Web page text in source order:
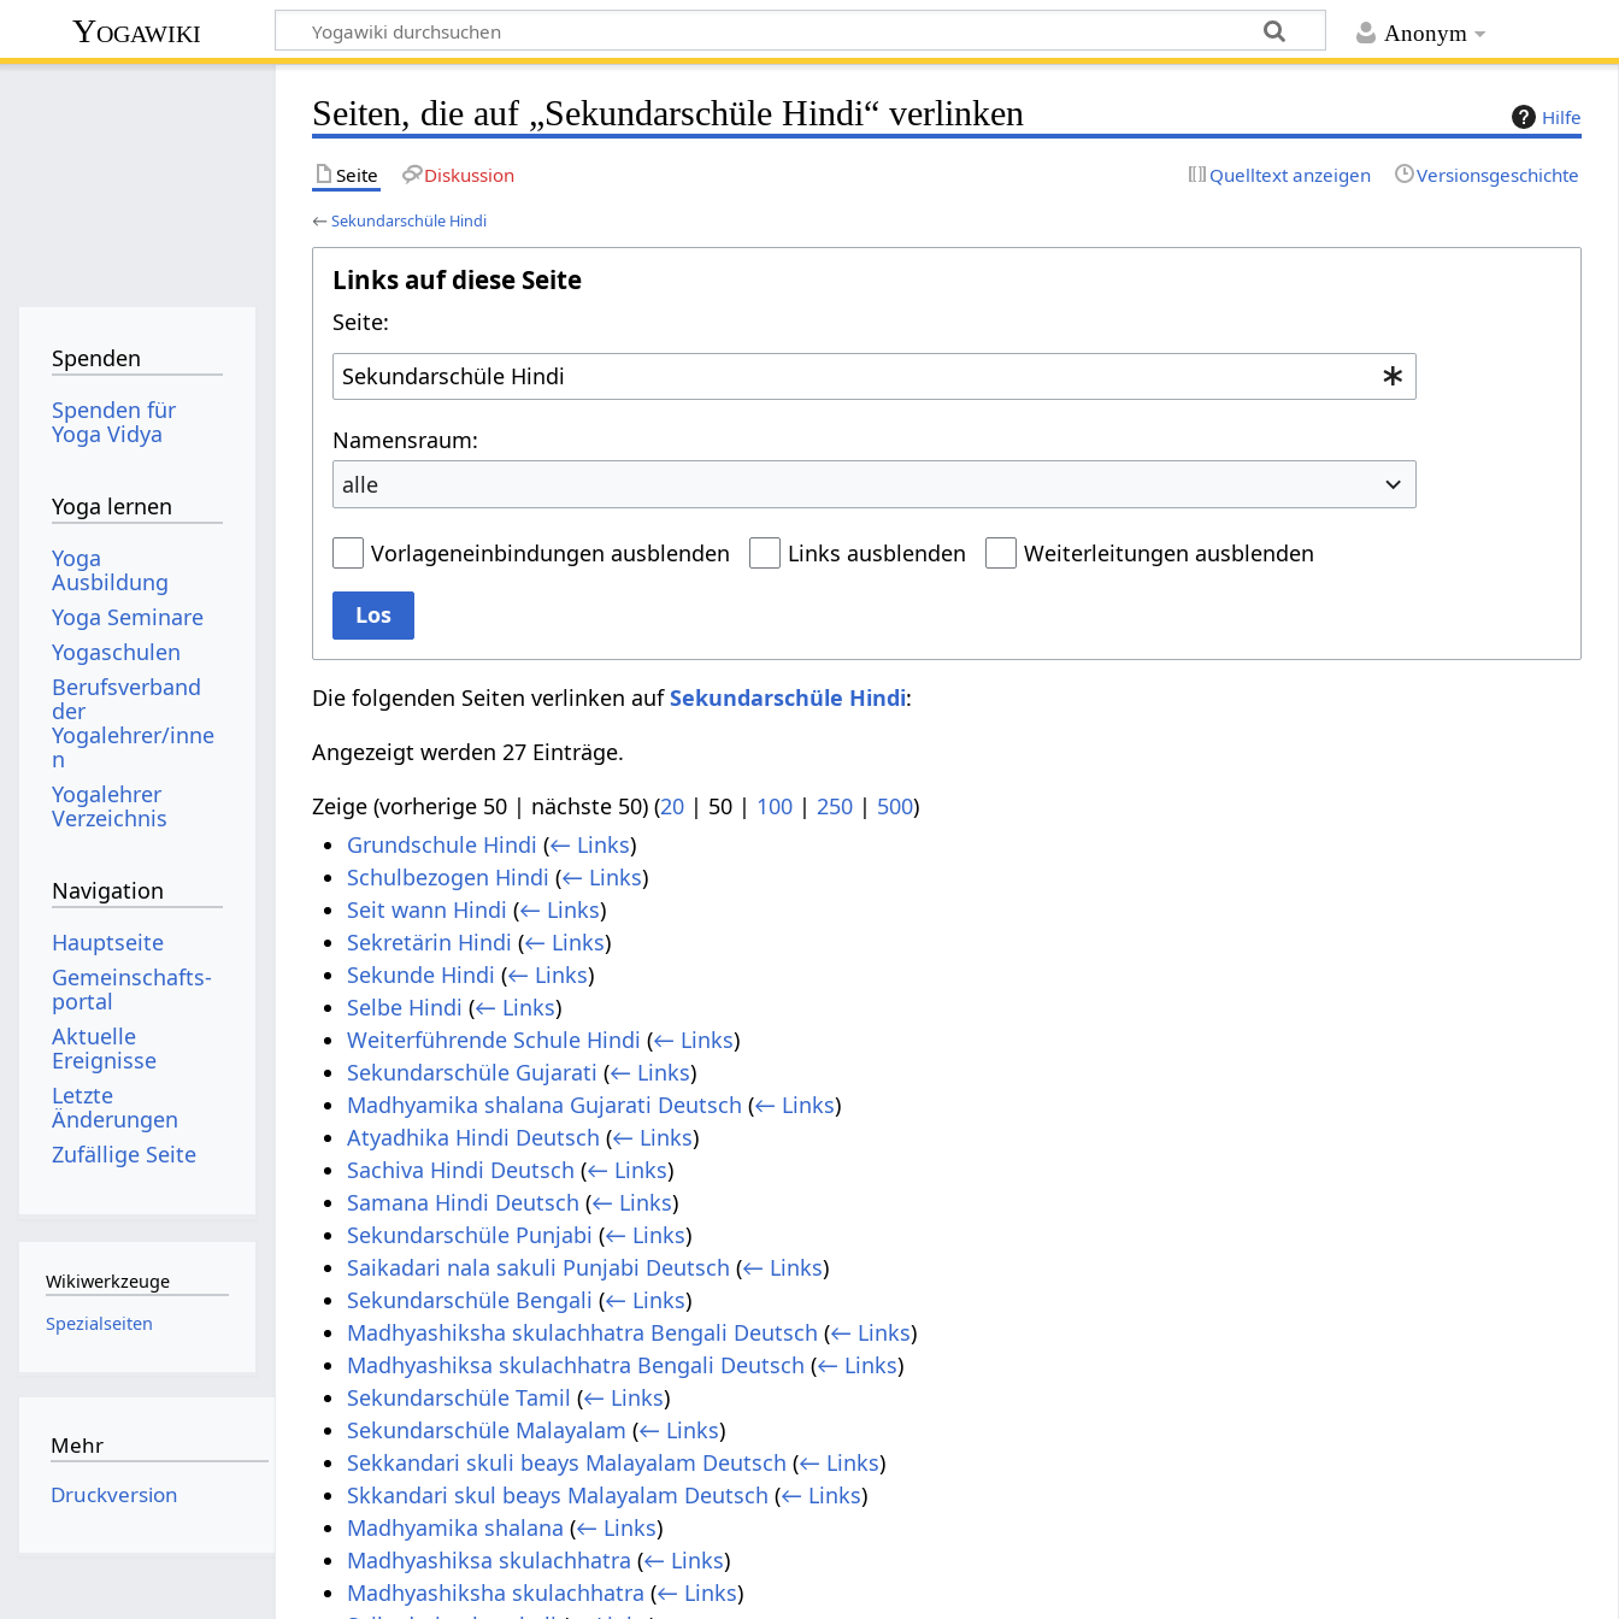
Anonym
Yogawiki
Hilfe
Seiten, die auf „Sekundarschüle Hindi“ verlinken
Seite Diskussion Quelltext anzeigen Versionsgeschichte
←Sekundarschüle Hindi
Links auf diese Seite
Seite:
Namensraum:
alle
Vorlageneinbindungen ausblenden Links ausblenden Weiterleitungen ausblenden
Los
Die folgenden Seiten verlinken aufSekundarschüle Hindi:
Angezeigt werden 27 Einträge.
Zeige (vorherige 50 | nächste 50) (20 | 50 | 100 |250 | 500)
Grundschule Hindi (← Links)
Schulbezogen Hindi (← Links)
Seit wann Hindi (← Links)
Sekretärin Hindi (← Links)
Sekunde Hindi (← Links)
Selbe Hindi (← Links)
Weiterführende Schule Hindi (← Links)
Sekundarschüle Gujarati (← Links)
Madhyamika shalana Gujarati Deutsch (← Links)
Atyadhika Hindi Deutsch (← Links)
Sachiva Hindi Deutsch (← Links)
Samana Hindi Deutsch (← Links)
Sekundarschüle Punjabi (← Links)
Saikadari nala sakuli Punjabi Deutsch (← Links)
Sekundarschüle Bengali (← Links)
Madhyashiksha skulachhatra Bengali Deutsch (← Links)
Madhyashiksa skulachhatra Bengali Deutsch (← Links)
Sekundarschüle Tamil (← Links)
Sekundarschüle Malayalam (← Links)
Sekkandari skuli beays Malayalam Deutsch (← Links)
Skkandari skul beays Malayalam Deutsch (← Links)
Madhyamika shalana (← Links)
Madhyashiksa skulachhatra (← Links)
Madhyashiksha skulachhatra (← Links)
Spenden
Spenden für
Yoga Vidya
Yoga lernen
Yoga
Ausbildung
Yoga Seminare
Yogaschulen
Berufsverband
der
Yogalehrer/inne
n
Yogalehrer
Verzeichnis
Navigation
Hauptseite
Gemeinschafts­
portal
Aktuelle
Ereignisse
Letzte
Änderungen
Zufällige Seite
Wikiwerkzeuge
Spezialseiten
Mehr
Druckversion